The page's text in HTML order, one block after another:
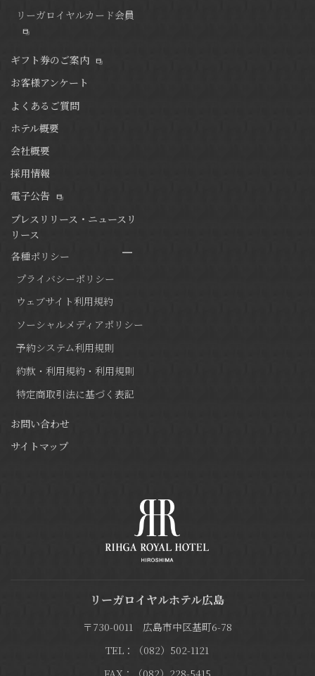
リーガロイヤルカード会員
ギフト券のご案内
お客様アンケート
よくあるご質問
ホテル概要
会社概要
採用情報
電子公告
プレスリリース・ニュースリ
リース
各種ポリシー
プライバシーポリシー
ウェブサイト利用規約
ソーシャルメディアポリシー
予約システム利用規則
約款・利用規約・利用規則
特定商取引法に基づく表記
お問い合わせ
サイトマップ
リーガロイヤルホテル広島
〒730-0011 広島市中区基町6-78
TEL：（082）502-1121